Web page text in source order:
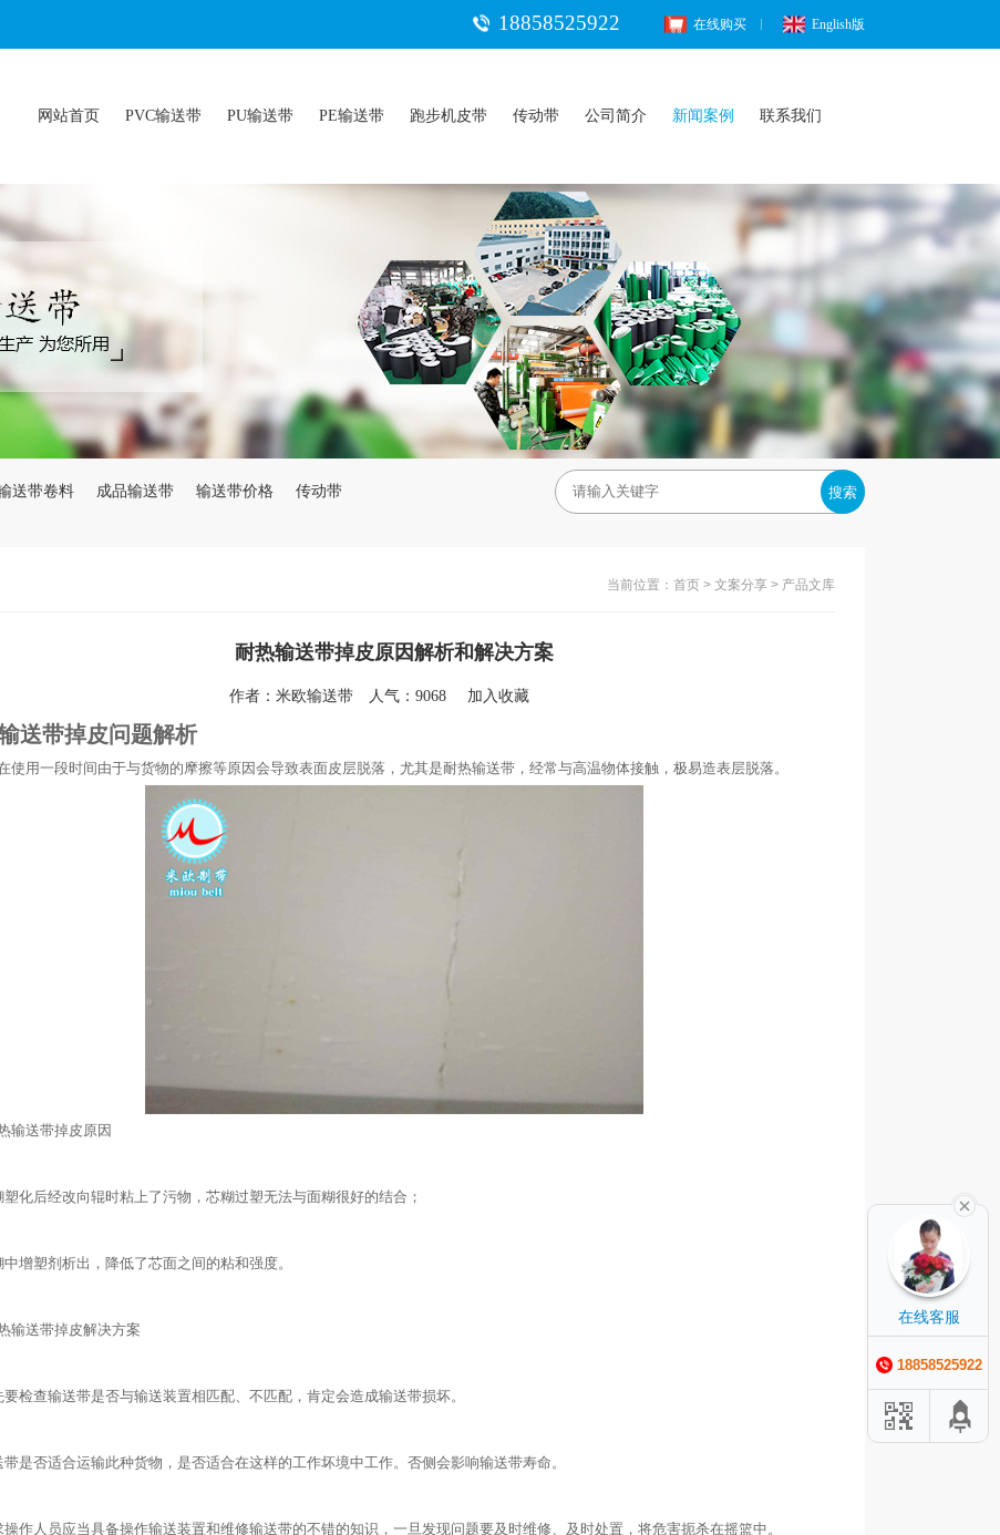
18858525922 在线购买 English版
网站首页 PVC输送带 PU输送带 PE输送带 跑步机皮带 传动带 公司简介 新闻案例 联系我们
送带卷料 成品输送带 输送带价格 传动带 搜索
当前位置： 首页 > 文案分享 > 产品文库
耐热输送带掉皮原因解析和解决方案
作者： 米欧输送带人气：9068 加入收藏
送带掉皮问题解析
使用一段时间由于与货物的摩擦等原因会导致表面皮层脱落，尤其是耐热输送带，经常与高温物体接触，极易造表层脱落。
输送带掉皮原因
塑化后经改向辊时粘上了污物，芯糊过塑无法与面糊很好的结合；
增塑剂析出，降低了芯面之间的粘和强度。
输送带掉皮解决方案
要检查输送带是否与输送装置相匹配、不匹配，肯定会造成输送带损坏。
带是否适合运输此种货物，是否适合在这样的工作坏境中工作。否侧会影响输送带寿命。
操作人员应当具备操作输送装置和维修输送带的不错的知识，一旦发现问题要及时维修、及时处置，将危害扼杀在摇篮中。
在线客服
18858525922